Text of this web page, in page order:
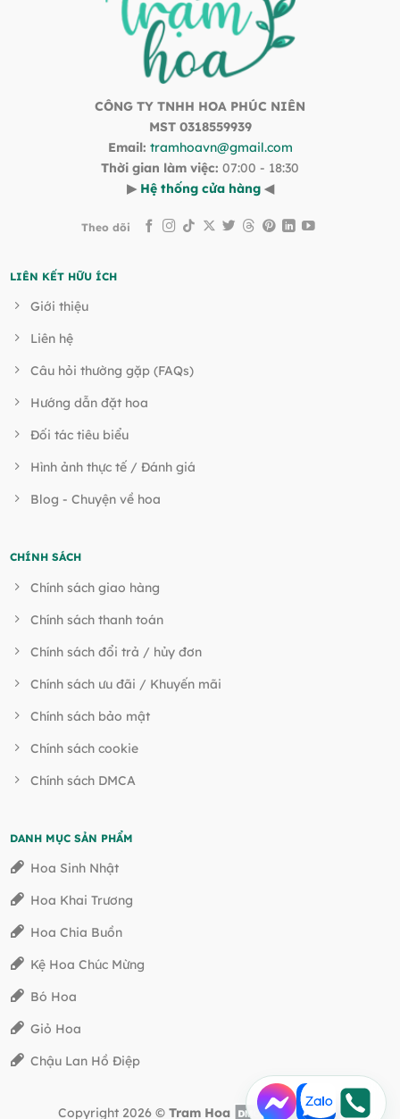
CÔNG TY TNHH HOA PHÚC NIÊN
MST 0318559939
Email: tramhoavn@gmail.com
Thời gian làm việc: 07:00 - 18:30
▶ Hệ thống cửa hàng ◀
Theo dõi
LIÊN KẾT HỮU ÍCH
Giới thiệu
Liên hệ
Câu hỏi thường gặp (FAQs)
Hướng dẫn đặt hoa
Đối tác tiêu biểu
Hình ảnh thực tế / Đánh giá
Blog - Chuyện về hoa
CHÍNH SÁCH
Chính sách giao hàng
Chính sách thanh toán
Chính sách đổi trả / hủy đơn
Chính sách ưu đãi / Khuyến mãi
Chính sách bảo mật
Chính sách cookie
Chính sách DMCA
DANH MỤC SẢN PHẨM
Hoa Sinh Nhật
Hoa Khai Trương
Hoa Chia Buồn
Kệ Hoa Chúc Mừng
Bó Hoa
Giỏ Hoa
Chậu Lan Hồ Điệp
Copyright 2026 © Tram Hoa